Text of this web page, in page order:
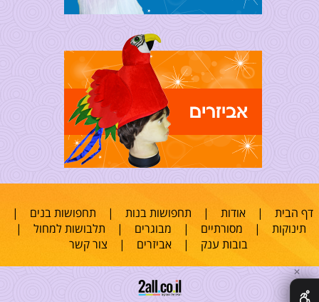
דף הבית |אודות | תחפושות בנות | תחפושות בנים |
תינוקות | מסורתיים | מבוגרים | תלבושות למחול |
בובות ענק |אביזרים | צור קשר
✕